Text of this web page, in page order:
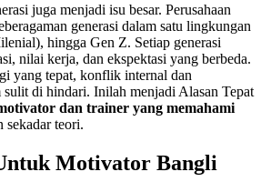
juga menjadi isu besar. Perusahaan
generasi dalam satu lingkungan
hingga Gen Z. Setiap generasi
nilai kerja, dan ekspektasi yang berbeda.
yang tepat, konflik internal dan
di hindari. Inilah menjadi Alasan Tepat
dan trainer yang memahami
sekadar teori.
Motivator Bangli